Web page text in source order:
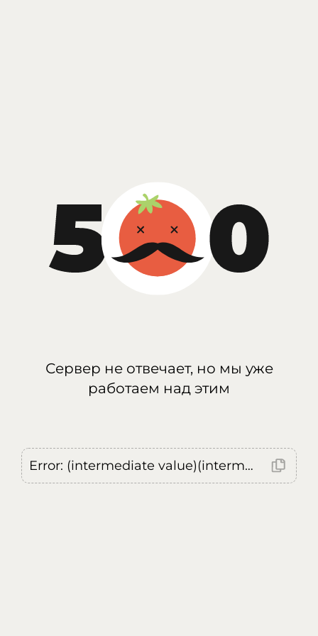
Сервер не отвечает, но мы уже
работаем над этим
Error: (intermediate value)(intermediate value)(intermediate value).replaceAll is not a function